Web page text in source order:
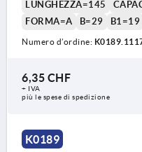
LUNGHEZZA=145
FORMA=A
B=29 B1=19
Numero d’ordine:
6,35 CHF
+ IVA
più le spese di spedizione
K0189